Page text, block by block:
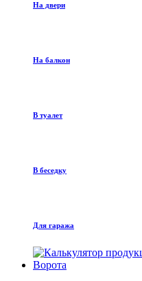
На двери
На балкон
В туалет
В беседку
Для гаража
Ворота